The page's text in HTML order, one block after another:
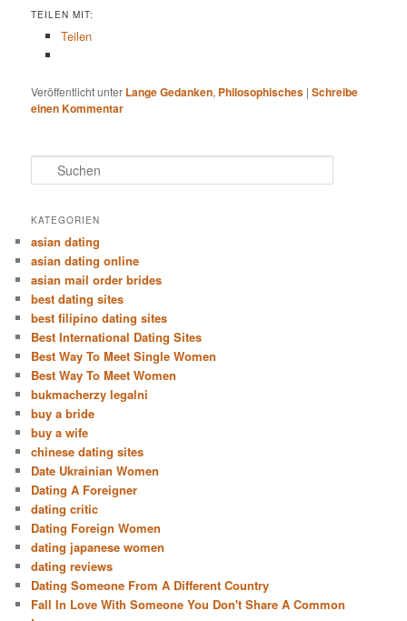
TEILEN MIT:
Teilen
Veröffentlicht unter Lange Gedanken, Philosophisches |Schreibe
einen Kommentar
u
h
n
KATEGORIEN
asian dating
asian dating online
asian mail order brides
best dating sites
best filipino dating sites
Best International Dating Sites
Best Way To Meet Single Women
Best Way To Meet Women
bukmacherzy legalni
buy a bride
buy a wife
chinese dating sites
Date Ukrainian Women
Dating A Foreigner
dating critic
Dating Foreign Women
dating japanese women
dating reviews
Dating Someone From A Different Country
Fall In Love With Someone You Don't Share A Common